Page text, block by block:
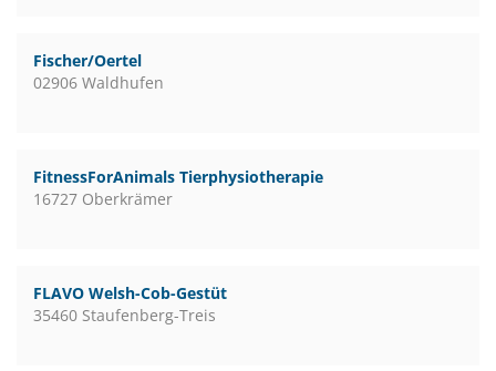
Fischer/Oertel
02906 Waldhufen
FitnessForAnimals Tierphysiotherapie
16727 Oberkrämer
FLAVO Welsh-Cob-Gestüt
35460 Staufenberg-Treis